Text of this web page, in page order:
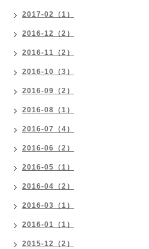
2017-02（1）
2016-12（2）
2016-11（2）
2016-10（3）
2016-09（2）
2016-08（1）
2016-07（4）
2016-06（2）
2016-05（1）
2016-04（2）
2016-03（1）
2016-01（1）
2015-12（2）